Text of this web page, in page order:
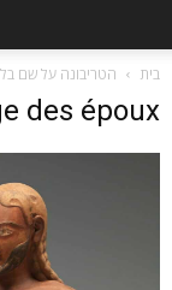
בית הטריבונה על שם
des époux